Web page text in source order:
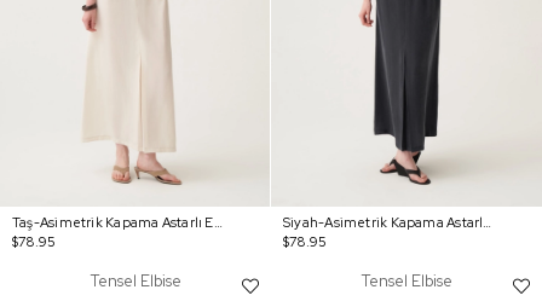
Taş-Asimetrik Kapama Astarlı Etekli Takım
$78.95
Siyah-Asimetrik Kapama Astarlı Etekli Takım
$78.95
Tensel Elbise Tensel Elbise